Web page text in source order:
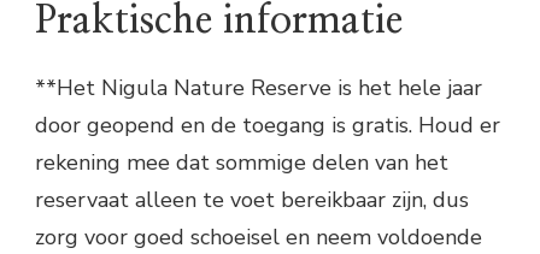
Praktische informatie
**Het Nigula Nature Reserve is het hele jaar
door geopend en de toegang is gratis. Houd er
rekening mee dat sommige delen van het
reservaat alleen te voet bereikbaar zijn, dus
zorg voor goed schoeisel en neem voldoende